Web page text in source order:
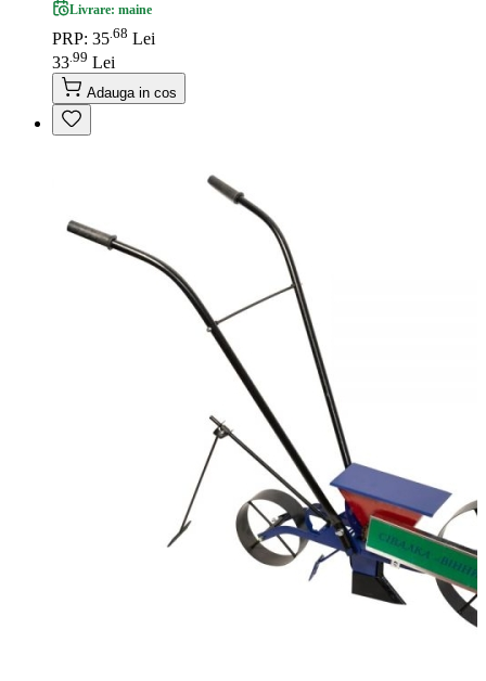
Livrare: maine
PRP: 35 68 Lei
33 99 Lei
Adauga in cos